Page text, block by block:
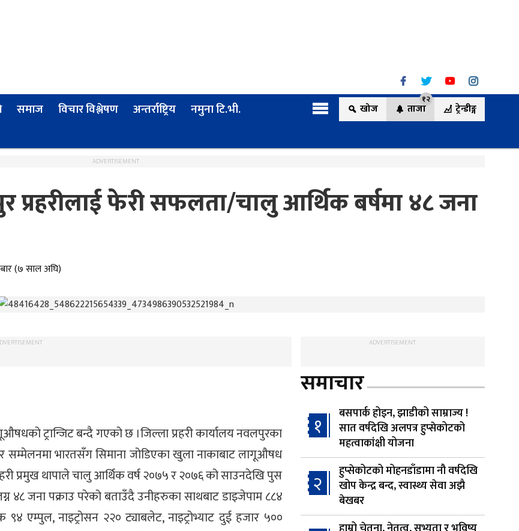
समाज विचार विश्लेषण अन्तर्राष्ट्रिय
नमुना टि.भी.
खोज ताजा
१२
ट्रेन्डीङ्ग
ADVERTISEMENT
फेरी सफलता/चालु आर्थिक बर्षमा ४८ जना
(७ साल अघि)
ट्रान्जिट बन्दै गएको छ ।जिल्ला प्रहरी कार्यालय नवलपुरका
सम्मेलनमा भारतसँग सिमाना जोडिएका खुला नाकाबाट लागूऔषध
प्रमुख थापाले चालु आर्थिक वर्ष २०७५ र २०७६ को साउनदेखि पुस
४८ जना पक्राउ परेको बताउँदै उनीहरुका साथबाट डाइजेपाम ८८४
नाइट्रोसन २२० ट्याबलेट, नाइट्रोभ्याट दुई हजार ५००
ADVERTISEMENT
समाचार
१
बसपार्क होइन, झाडीको साम्राज्य !
सात वर्षदेखि अलपत्र हुप्सेकोटको
महत्वाकांक्षी योजना
२
हुप्सेकोटको मोहनडाँडामा नौ वर्षदेखि
खोप केन्द्र बन्द, स्वास्थ्य सेवा अझै
बेखबर